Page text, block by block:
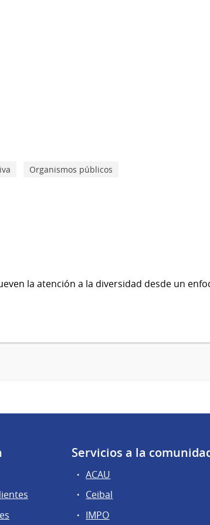
Organismos públicos
la atención a la diversidad desde un
Servicios a la
ACAU
Ceibal
IMPO